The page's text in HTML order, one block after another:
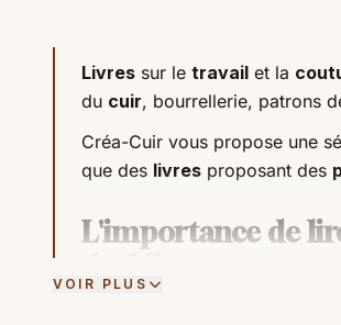
Livressur le travailet la
du cuir, bourrellerie, patrons
Créa-Cuir vous propose une
que des livresproposant des
L'importance de
VOIR PLUS